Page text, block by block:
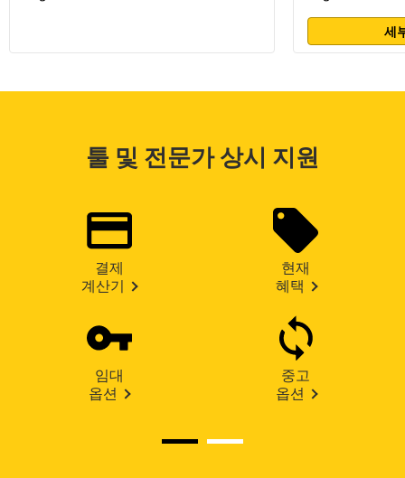
세
툴 및 전문가 상시 지원
결제
계산기
현재
혜택
임대
옵션
중고
옵션